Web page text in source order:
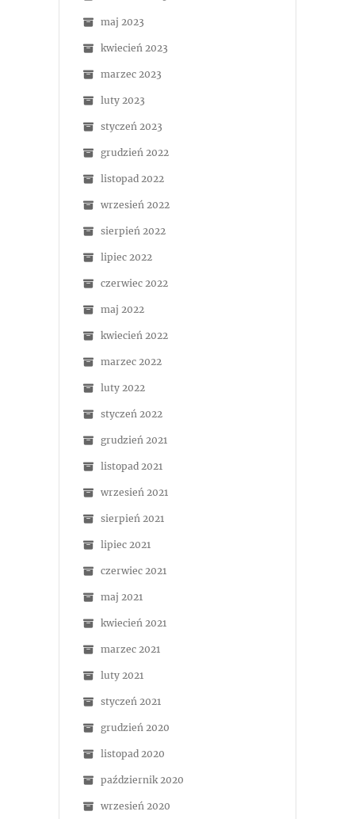
maj 2023
kwiecień 2023
marzec 2023
luty 2023
styczeń 2023
grudzień 2022
listopad 2022
wrzesień 2022
sierpień 2022
lipiec 2022
czerwiec 2022
maj 2022
kwiecień 2022
marzec 2022
luty 2022
styczeń 2022
grudzień 2021
listopad 2021
wrzesień 2021
sierpień 2021
lipiec 2021
czerwiec 2021
maj 2021
kwiecień 2021
marzec 2021
luty 2021
styczeń 2021
grudzień 2020
listopad 2020
październik 2020
wrzesień 2020